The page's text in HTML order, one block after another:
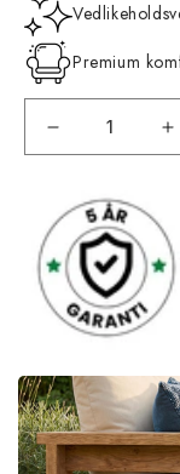
Premium
antallet
Barista
Spisegruppe
Rund
130cm